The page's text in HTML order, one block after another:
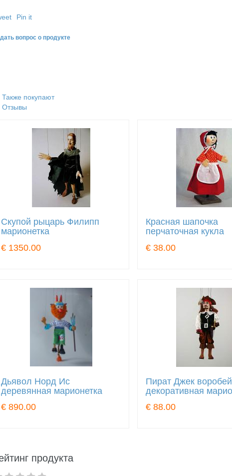
Pin it
вопрос о продукте
Также покупают
Отзывы
Скупой рыцарь Филипп
марионетка
€ 1350.00
Красная шапочка
перчаточная кукла
€ 38.00
Дьявол Норд Ис
деревянная марионетка
€ 890.00
Пират Джек воробей
декоративная
€ 88.00
продукта